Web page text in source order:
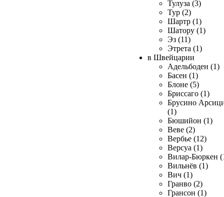
Тулуза (3)
Тур (2)
Шартр (1)
Шатору (1)
Эз (11)
Этрета (1)
в Швейцарии
Адельбоден (1)
Басен (1)
Блоне (5)
Бриссаго (1)
Брусино
(1)
Бюшийон (1)
Веве (2)
Вербье (12)
Версуа (1)
Вилар-Бюркен
Вильнёв (1)
Вич (1)
Гранво (2)
Грансон (1)